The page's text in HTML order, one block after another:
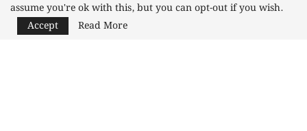
assume you're ok with this, but you can opt-out if you wish.
Accept
Read More